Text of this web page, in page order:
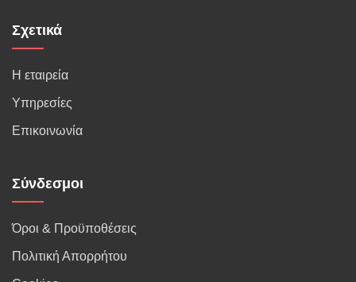
Σχετικά
Η εταιρεία
Υπηρεσίες
Επικοινωνία
Σύνδεσμοι
Όροι & Προϋποθέσεις
Πολιτική Απορρήτου